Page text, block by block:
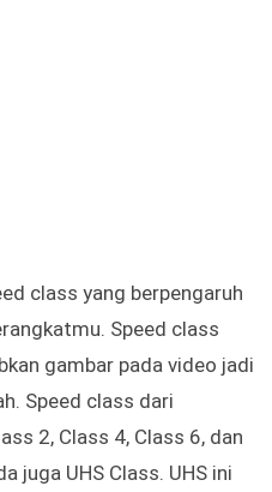
class yang berpengaruh
Speed class
gambar pada video jadi
Speed class dari
2, Class 4, Class 6, dan
juga UHS Class. UHS ini